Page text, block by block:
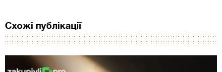
Схожі публікації